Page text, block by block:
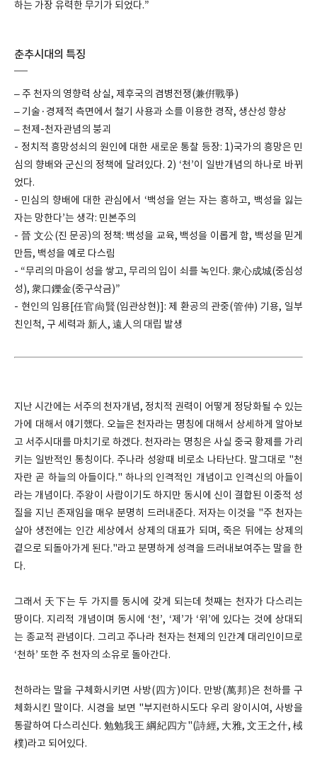
하는 가장 유력한 무기가 되었다.”
춘추시대의 특징
– 주 천자의 영향력 상실, 제후국의 겸병전쟁(兼倂戰爭)
– 기술·경제적 측면에서 철기 사용과 소를 이용한 경작, 생산성 향상
– 천제-천자관념의 붕괴
- 정치적 흥망성쇠의 원인에 대한 새로운 통찰 등장: 1)국가의 흥망은 민
심의 향배와 군신의 정책에 달려있다. 2) ‘천’이 일반개념의 하나로 바뀌
었다.
- 민심의 향배에 대한 관심에서 ‘백성을 얻는 자는 흥하고, 백성을 잃는
자는 망한다’는 생각: 민본주의
- 晉 文公(진 문공)의 정책: 백성을 교육, 백성을 이롭게 함, 백성을 믿게
만듬, 백성을 예로 다스림
- “무리의 마음이 성을 쌓고, 무리의 입이 쇠를 녹인다. 衆心成城(중심성
성), 衆口鑠金(중구삭금)”
- 현인의 임용[任官尙賢(임관상현)]: 제 환공의 관중(管仲) 기용, 일부
친인척, 구 세력과 新人, 遠人의 대립 발생
지난 시간에는 서주의 천자개념, 정치적 권력이 어떻게 정당화될 수 있는
가에 대해서 얘기했다. 오늘은 천자라는 명칭에 대해서 상세하게 알아보
고 서주시대를 마치기로 하겠다. 천자라는 명칭은 사실 중국 황제를 가리
키는 일반적인 통칭이다. 주나라 성왕때 비로소 나타난다. 말그대로 "천
자란 곧 하늘의 아들이다." 하나의 인격적인 개념이고 인격신의 아들이
라는 개념이다. 주왕이 사람이기도 하지만 동시에 신이 결합된 이중적 성
질을 지닌 존재임을 매우 분명히 드러내준다. 저자는 이것을 "주 천자는
살아 생전에는 인간 세상에서 상제의 대표가 되며, 죽은 뒤에는 상제의
곁으로 되돌아가게 된다."라고 분명하게 성격을 드러내보여주는 말을 한
다.
그래서 天下는 두 가지를 동시에 갖게 되는데 첫째는 천자가 다스리는
땅이다. 지리적 개념이며 동시에 ‘천’, ‘제’가 ‘위’에 있다는 것에 상대되
는 종교적 관념이다. 그리고 주나라 천자는 천제의 인간계 대리인이므로
‘천하’ 또한 주 천자의 소유로 돌아간다.
천하라는 말을 구체화시키면 사방(四方)이다. 만방(萬邦)은 천하를 구
체화시킨 말이다. 시경을 보면 "부지런하시도다 우리 왕이시여, 사방을
통괄하여 다스리신다. 勉勉我王 綱紀四方"(詩經, 大雅, 文王之什, 棫
樸)라고 되어있다.